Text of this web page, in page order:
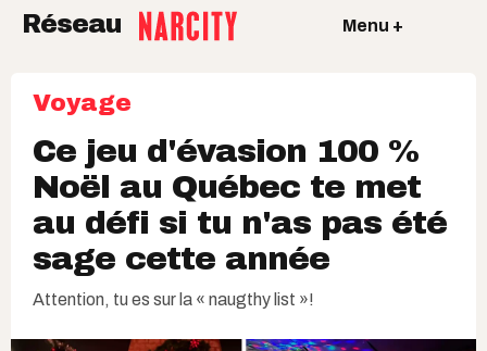
Réseau Menu +
Voyage
Ce jeu d'évasion 100 %
Noël au Québec te met
au défi si tu n'as pas été
sage cette année
Attention, tu es sur la « naugthy list »!